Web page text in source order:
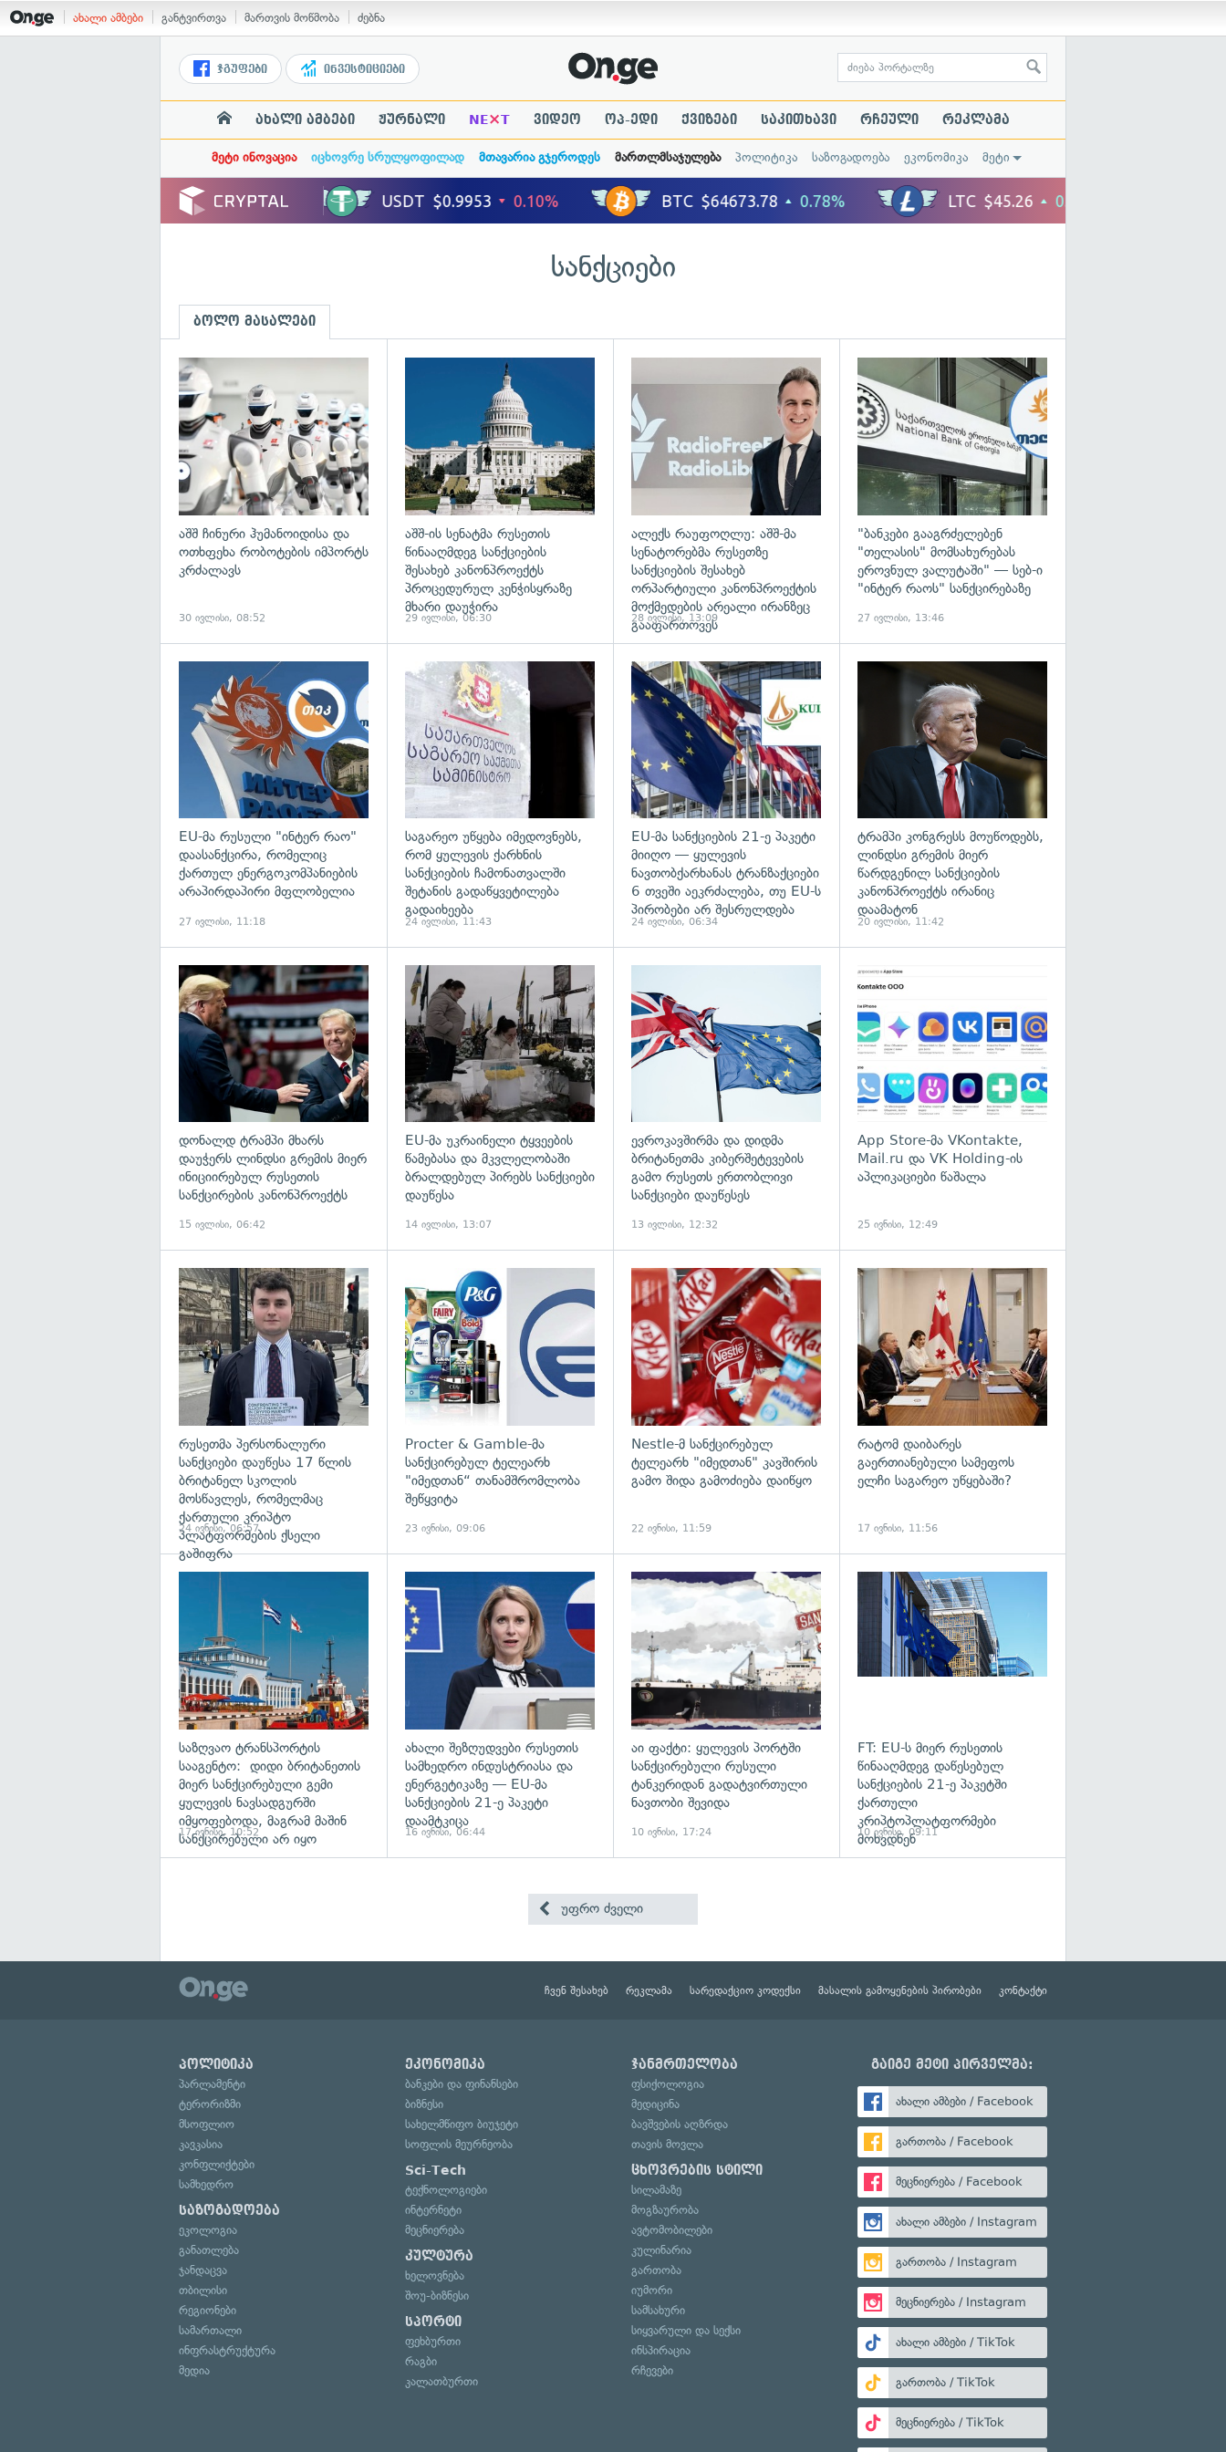
ახალი ამბები განტვირთვა მართვის მოწმობა ძებნა
ჯგუფები ინვესტიციები
ახალი ამბები ჟურნალი NE×T ვიდეო ოპ-ედი ქვიზები საკითხავი რჩეული რეკლამა
მეტი ინოვაცია იცხოვრე სრულყოფილად მთავარია გჯეროდეს მართლმსაჯულება პოლიტიკა საზოგადოება ეკონომიკა მეტი
სანქციები
ბოლო მასალები
აშშ ჩინური ჰუმანოიდისა და
ოთხფეხა რობოტების იმპორტს
კრძალავს
30 ივლისი, 08:52
აშშ-ის სენატმა რუსეთის
წინააღმდეგ სანქციების
შესახებ კანონპროექტს
პროცედურულ კენჭისყრაზე
მხარი დაუჭირა
29 ივლისი, 06:30
გადახედვა
ალექს რაუფოღლუ: აშშ-მა
სენატორებმა რუსეთზე
სანქციების შესახებ
ორპარტიული კანონპროექტის
მოქმედების არეალი ირანზეც
გააფართოვეს
28 ივლისი, 13:09
"ბანკები გააგრძელებენ
"თელასის" მომსახურებას
ეროვნულ ვალუტაში" — სებ-ი
"ინტერ რაოს" სანქცირებაზე
27 ივლისი, 13:46
გადახედვა
EU-მა რუსული "ინტერ რაო"
დაასანქცირა, რომელიც
ქართულ ენერგოკომპანიების
არაპირდაპირი მფლობელია
27 ივლისი, 11:18
გადახედვა
საგარეო უწყება იმედოვნებს,
რომ ყულევის ქარხნის
სანქციების ჩამონათვალში
შეტანის გადაწყვეტილება
გადაიხეება
24 ივლისი, 11:43
EU-მა სანქციების 21-ე პაკეტი
მიიღო — ყულევის
ნავთობქარხანას ტრანზაქციები
6 თვეში აეკრძალება, თუ EU-ს
პირობები არ შესრულდება
24 ივლისი, 06:34
ტრამპი კონგრესს მოუწოდებს,
ლინდსი გრემის მიერ
წარდგენილ სანქციების
კანონპროექტს ირანიც
დაამატონ
20 ივლისი, 11:42
გადახედვა
დონალდ ტრამპი მხარს
დაუჭერს ლინდსი გრემის მიერ
ინიციირებულ რუსეთის
სანქცირების კანონპროექტს
15 ივლისი, 06:42
EU-მა უკრაინელი ტყვეების
წამებასა და მკვლელობაში
ბრალდებულ პირებს სანქციები
დაუწესა
14 ივლისი, 13:07
გადახედვა
ევროკავშირმა და დიდმა
ბრიტანეთმა კიბერშეტევების
გამო რუსეთს ერთობლივი
სანქციები დაუწესეს
13 ივლისი, 12:32
App Store-მა VKontakte,
Mail.ru და VK Holding-ის
აპლიკაციები წაშალა
25 ივნისი, 12:49
გადახედვა
რუსეთმა პერსონალური
სანქციები დაუწესა 17 წლის
ბრიტანელ სკოლის
მოსწავლეს, რომელმაც
ქართული კრიპტო
პლატფორმების ქსელი
გაშიფრა
24 ივნისი, 06:57
გადახედვა
Procter & Gamble-მა
სანქცირებულ ტელეარხ
"იმედთან“ თანამშრომლობა
შეწყვიტა
23 ივნისი, 09:06
Nestle-მ სანქცირებულ
ტელეარხ "იმედთან" კავშირის
გამო შიდა გამოძიება დაიწყო
22 ივნისი, 11:59
რატომ დაიბარეს
გაერთიანებული სამეფოს
ელჩი საგარეო უწყებაში?
17 ივნისი, 11:56
გადახედვა
საზღვაო ტრანსპორტის
სააგენტო: დიდი ბრიტანეთის
მიერ სანქცირებული გემი
ყულევის ნავსადგურში
იმყოფებოდა, მაგრამ მაშინ
სანქცირებული არ იყო
17 ივნისი, 10:52
გადახედვა
ახალი შეზღუდვები რუსეთის
სამხედრო ინდუსტრიასა და
ენერგეტიკაზე — EU-მა
სანქციების 21-ე პაკეტი
დაამტკიცა
16 ივნისი, 06:44
გადახედვა
აი ფაქტი: ყულევის პორტში
სანქცირებული რუსული
ტანკერიდან გადატვირთული
ნავთობი შევიდა
10 ივნისი, 17:24
FT: EU-ს მიერ რუსეთის
წინააღმდეგ დაწესებულ
სანქციების 21-ე პაკეტში
ქართული
კრიპტოპლატფორმები
მოხვდნენ
10 ივნისი, 09:11
უფრო ძველი
ჩვენ შესახებ რეკლამა სარედაქციო კოდექსი მასალის გამოყენების პირობები კონტაქტი
პოლიტიკა
პარლამენტი
ტერორიზმი
მსოფლიო
კავკასია
კონფლიქტები
სამხედრო
საზოგადოება
ეკოლოგია
განათლება
ჯანდაცვა
თბილისი
რეგიონები
სამართალი
ინფრასტრუქტურა
მედია
ეკონომიკა
ბანკები და ფინანსები
ბიზნესი
სახელმწიფო ბიუჯეტი
სოფლის მეურნეობა
Sci-Tech
ტექნოლოგიები
ინტერნეტი
მეცნიერება
კულტურა
ხელოვნება
შოუ-ბიზნესი
სპორტი
ფეხბურთი
რაგბი
კალათბურთი
ჯანმრთელობა
ფსიქოლოგია
მედიცინა
ბავშვების აღზრდა
თავის მოვლა
ცხოვრების სტილი
სილამაზე
მოგზაურობა
ავტომობილები
კულინარია
გართობა
იუმორი
სამსახური
სიყვარული და სექსი
ინსპირაცია
რჩევები
გაიგე მეტი პირველმა:
ახალი ამბები / Facebook
გართობა / Facebook
მეცნიერება / Facebook
ახალი ამბები / Instagram
გართობა / Instagram
მეცნიერება / Instagram
ახალი ამბები / TikTok
გართობა / TikTok
მეცნიერება / TikTok